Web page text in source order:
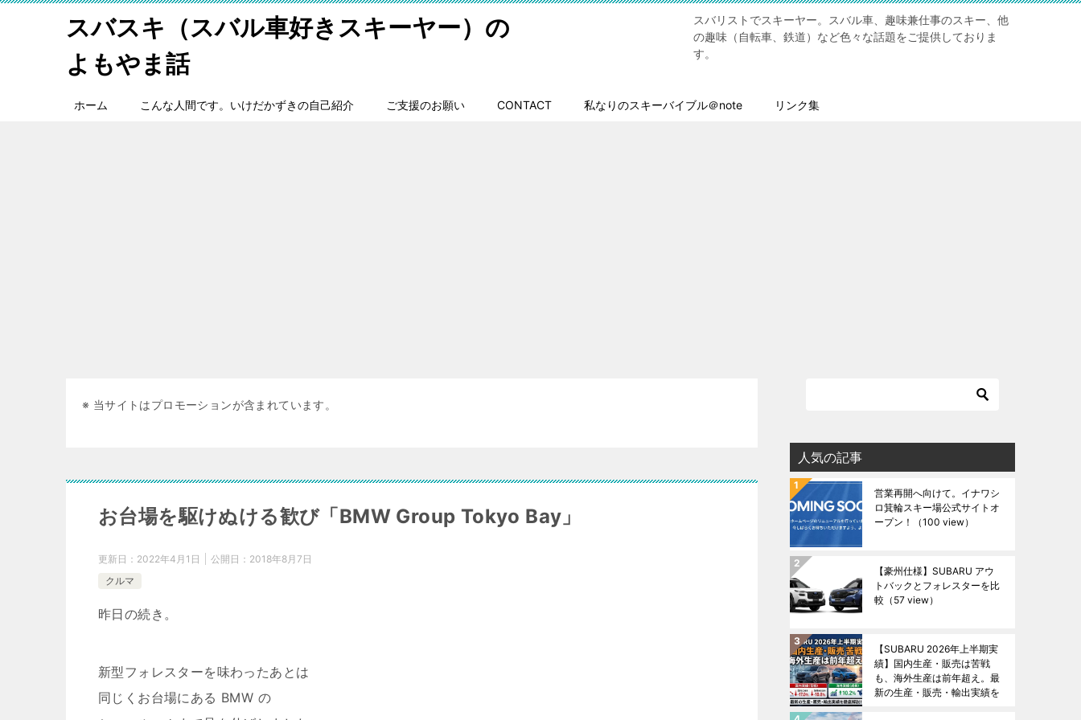
スバスキ（スバル車好きスキーヤー）の
よもやま話
スバリストでスキーヤー。スバル車、趣味兼仕事のスキー、他
の趣味（自転車、鉄道）など色々な話題をご提供しておりま
す。
ホーム こんな人間です。いけだかずきの自己紹介 ご支援のお願い CONTACT 私なりのスキーバイブル＠note リンク集
※ 当サイトはプロモーションが含まれています。
お台場を駆けぬける歓び「BMW Group Tokyo Bay」
更新日： 2022年4月1日 公開日： 2018年8月7日
クルマ
昨日の続き。
新型フォレスターを味わったあとは
同じくお台場にある BMW の
人気の記事
営業再開へ向けて。イナワシ
ロ箕輪スキー場公式サイトオ
ープン！
（100 view）
【豪州仕様】SUBARU アウ
トバックとフォレスターを比
較 （57 view）
【SUBARU 2026年上半期実
績】国内生産・販売は苦戦
も、海外生産は前年超え。最
新の生産・販売・輸出実績を